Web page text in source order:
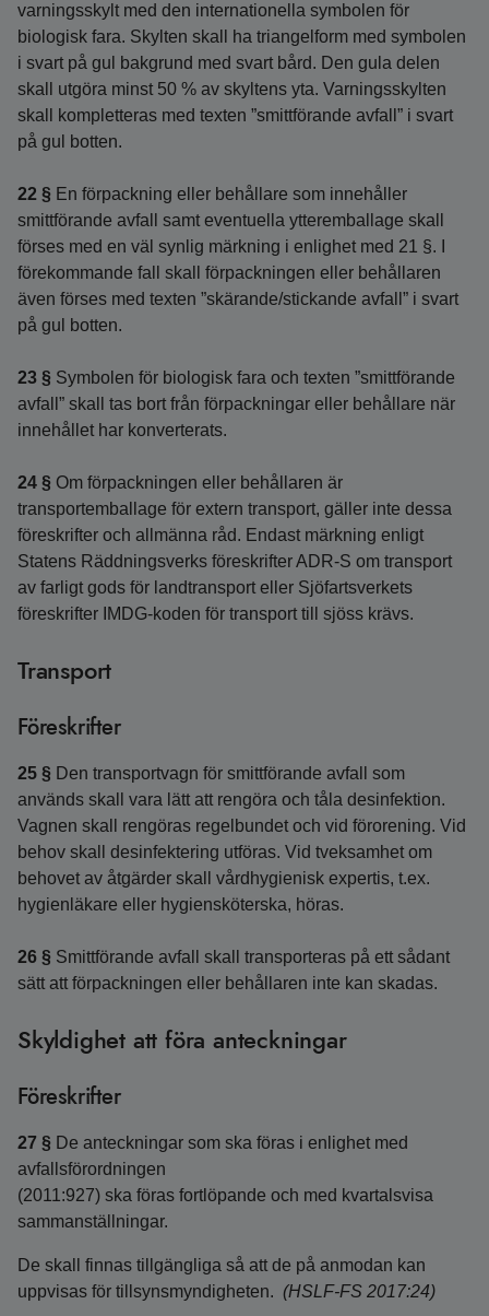
varningsskylt med den internationella symbolen för
biologisk fara. Skylten skall ha triangelform med symbolen
i svart på gul bakgrund med svart bård. Den gula delen
skall utgöra minst 50 % av skyltens yta. Varningsskylten
skall kompletteras med texten ”smittförande avfall” i svart
på gul botten.
22 § En förpackning eller behållare som innehåller
smittförande avfall samt eventuella ytteremballage skall
förses med en väl synlig märkning i enlighet med 21 §. I
förekommande fall skall förpackningen eller behållaren
även förses med texten ”skärande/stickande avfall” i svart
på gul botten.
23 § Symbolen för biologisk fara och texten ”smittförande
avfall” skall tas bort från förpackningar eller behållare när
innehållet har konverterats.
24 § Om förpackningen eller behållaren är
transportemballage för extern transport, gäller inte dessa
föreskrifter och allmänna råd. Endast märkning enligt
Statens Räddningsverks föreskrifter ADR-S om transport
av farligt gods för landtransport eller Sjöfartsverkets
föreskrifter IMDG-koden för transport till sjöss krävs.
Transport
Föreskrifter
25 § Den transportvagn för smittförande avfall som
används skall vara lätt att rengöra och tåla desinfektion.
Vagnen skall rengöras regelbundet och vid förorening. Vid
behov skall desinfektering utföras. Vid tveksamhet om
behovet av åtgärder skall vårdhygienisk expertis, t.ex.
hygienläkare eller hygiensköterska, höras.
26 § Smittförande avfall skall transporteras på ett sådant
sätt att förpackningen eller behållaren inte kan skadas.
Skyldighet att föra anteckningar
Föreskrifter
27 § De anteckningar som ska föras i enlighet med
avfallsförordningen
(2011:927) ska föras fortlöpande och med kvartalsvisa
sammanställningar.
De skall finnas tillgängliga så att de på anmodan kan
uppvisas för tillsynsmyndigheten. (HSLF-FS 2017:24)